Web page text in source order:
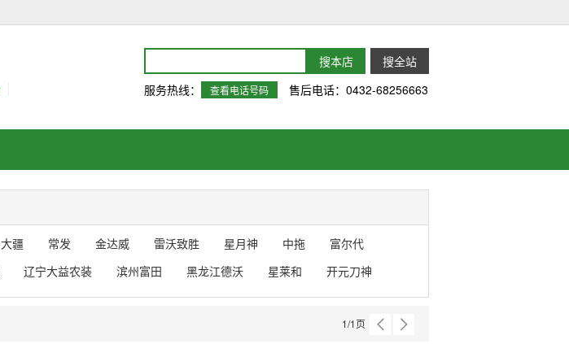
服务热线： 查看电话号码 售后电话：0432-68256663
大疆 常发 金达威 雷沃致胜 星月神 中拖
富尔代
辽宁大益农装 滨州富田 黑龙江德沃 星莱和 开元刀神
1/1页